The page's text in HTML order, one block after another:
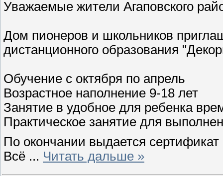
Уважаемые жители Агаповского
Дом пионеров и школьников
дистанционного образования
Обучение с октября по апрель
Возрастное наполнение 9-18 лет
Занятие в удобное для ребенка
Практическое занятие для
По окончании выдается сертификат
Всё ... Читать дальше »